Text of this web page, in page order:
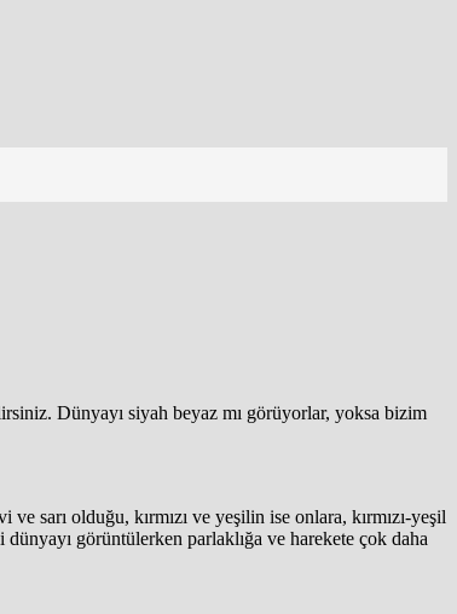
Dünyayı siyah beyaz mı görüyorlar, yoksa bizim
sarı olduğu, kırmızı ve yeşilin ise onlara, kırmızı-yeşil
görüntülerken parlaklığa ve harekete çok daha